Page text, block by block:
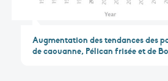
Augmentation des tendances des
de caouanne, Pélican frisée et de